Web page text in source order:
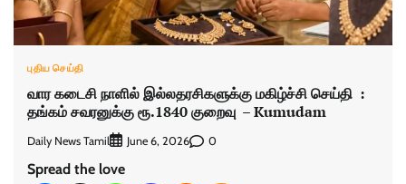
புதிய செய்தி
வார கடைசி நாளில் இல்லதரசிகளுக்கு மகிழ்ச்சி செய்தி :
தங்கம் சவரனுக்கு ரூ.1840 குறைவு – Kumudam
Daily News Tamil June 6, 2026 0
Spread the love